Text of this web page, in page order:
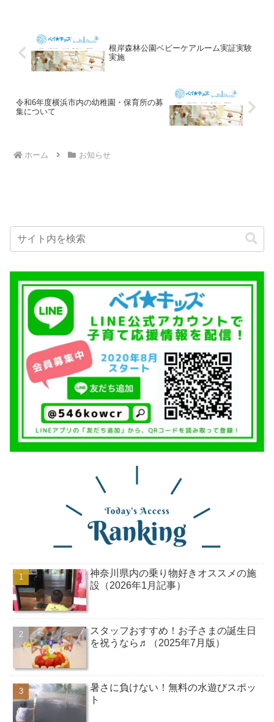
根岸森林公園ベビーケアルーム実証実験
実施
令和6年度横浜市内の幼稚園・保育所の募
集について
ホーム お知らせ
神奈川県内の乗り物好きオススメの施
設（2026年1月記事）
スタッフおすすめ！お子さまの誕生日
を祝うなら♬（2025年7月版）
暑さに負けない！無料の水遊びスポッ
ト